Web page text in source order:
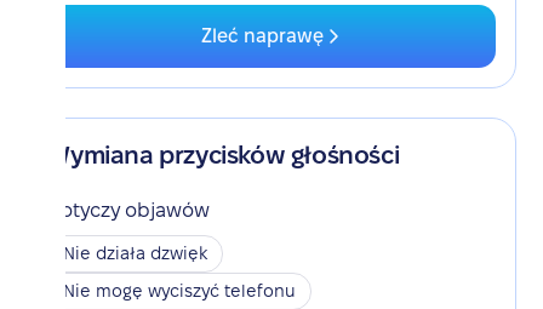
Zleć naprawę
Wymiana przycisków głośności
Dotyczy objawów
Nie działa dzwięk
Nie mogę wyciszyć telefonu